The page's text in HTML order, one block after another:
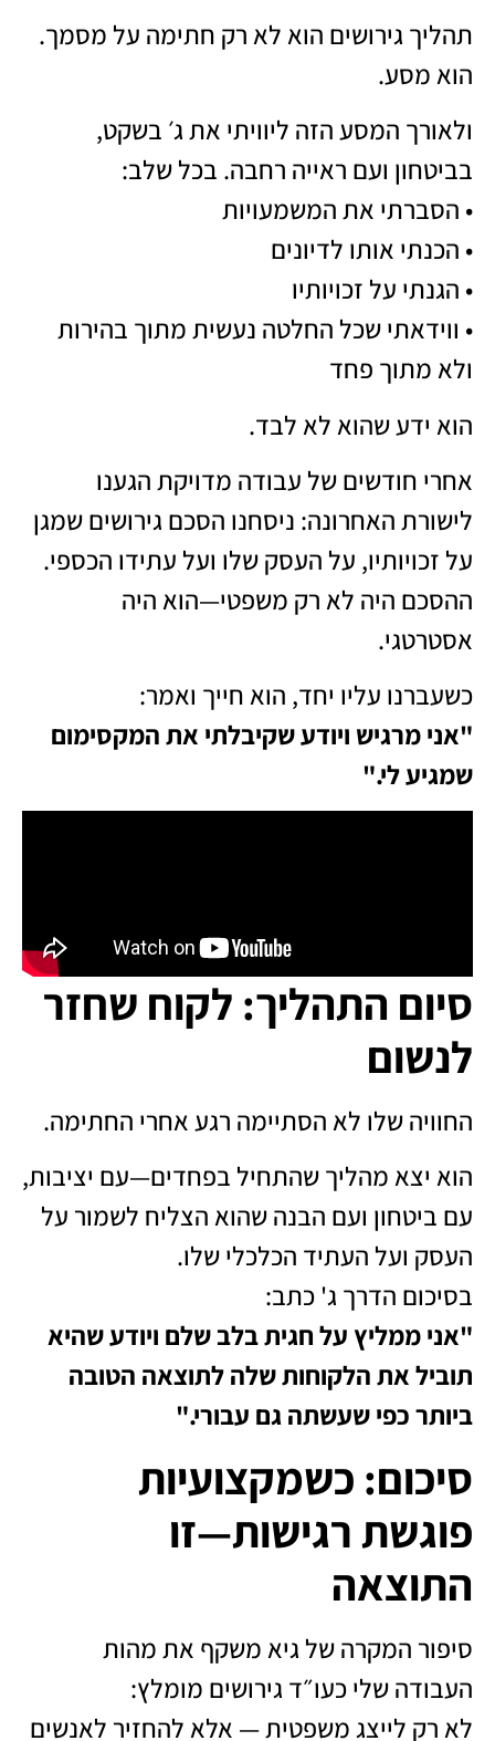
תהליך גירושים הוא לא רק חתימה על מסמך.
הוא מסע.
ולאורך המסע הזה ליוויתי את ג׳ בשקט,
בביטחון ועם ראייה רחבה. בכל שלב:
• הסברתי את המשמעויות
• הכנתי אותו לדיונים
• הגנתי על זכויותיו
• ווידאתי שכל החלטה נעשית מתוך בהירות
ולא מתוך פחד
הוא ידע שהוא לא לבד.
אחרי חודשים של עבודה מדויקת הגענו
לישורת האחרונה: ניסחנו הסכם גירושים שמגן
על זכויותיו, על העסק שלו ועל עתידו הכספי.
ההסכם היה לא רק משפטי—הוא היה
אסטרטגי.
כשעברנו עליו יחד, הוא חייך ואמר:
"אני מרגיש ויודע שקיבלתי את המקסימום
שמגיע לי."
סיום התהליך: לקוח שחזר
לנשום
החוויה שלו לא הסתיימה רגע אחרי החתימה.
הוא יצא מהליך שהתחיל בפחדים—עם יציבות,
עם ביטחון ועם הבנה שהוא הצליח לשמור על
העסק ועל העתיד הכלכלי שלו.
בסיכום הדרך ג' כתב:
"אני ממליץ על חגית בלב שלם ויודע שהיא
תוביל את הלקוחות שלה לתוצאה הטובה
ביותר כפי שעשתה גם עבורי."
סיכום: כשמקצועיות
פוגשת רגישות—זו
התוצאה
סיפור המקרה של גיא משקף את מהות
העבודה שלי כעו״ד גירושים מומלץ:
לא רק לייצג משפטית — אלא להחזיר לאנשים